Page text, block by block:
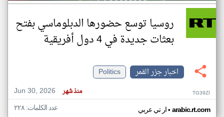
روسيا توسع حضورها الدبلوماسي بفتح
بعثات جديدة في 4 دول أفريقية
اخبار جزر القمر
Politics
Jun 30, 2026
منذ شهر TG39ZI
ار تي عربي• arabic.rt.com عدد الكلمات: ٢٢٨